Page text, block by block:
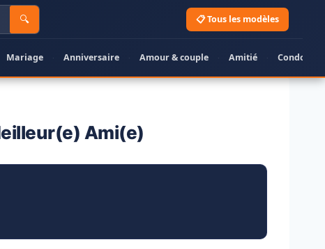
🔍 📋 Tous les modèles
Mariage · Anniversaire · Amour & couple · Amitié ·
Ami(e)